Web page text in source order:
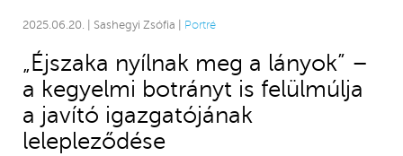
2025.06.20. | Sashegyi Zsófia | Portré
„Éjszaka nyílnak meg a lányok” –
a kegyelmi botrányt is felülmúlja
a javító igazgatójának
lelepleződése